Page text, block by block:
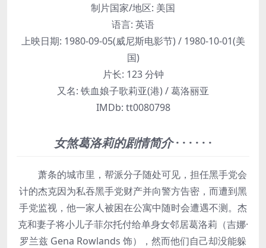
制片国家/地区: 美国
语言: 英语
上映日期: 1980-09-05(威尼斯电影节) / 1980-10-01(美
国)
片长: 123 分钟
又名: 铁血娘子歌莉亚(港) / 葛洛丽亚
IMDb: tt0080798
女煞葛洛莉的剧情简介· · · · · ·
萧条的城市里，帮派分子随处可见，担任黑手党会
计的杰克因为私吞黑手党财产并向警方告密，而遭到黑
手党监视，他一家人被困在公寓中随时会遭遇不测。杰
克和妻子将小儿子菲尔托付给单身女邻居葛洛莉（吉娜·
罗兰兹 Gena Rowlands 饰），然而他们自己却没能躲